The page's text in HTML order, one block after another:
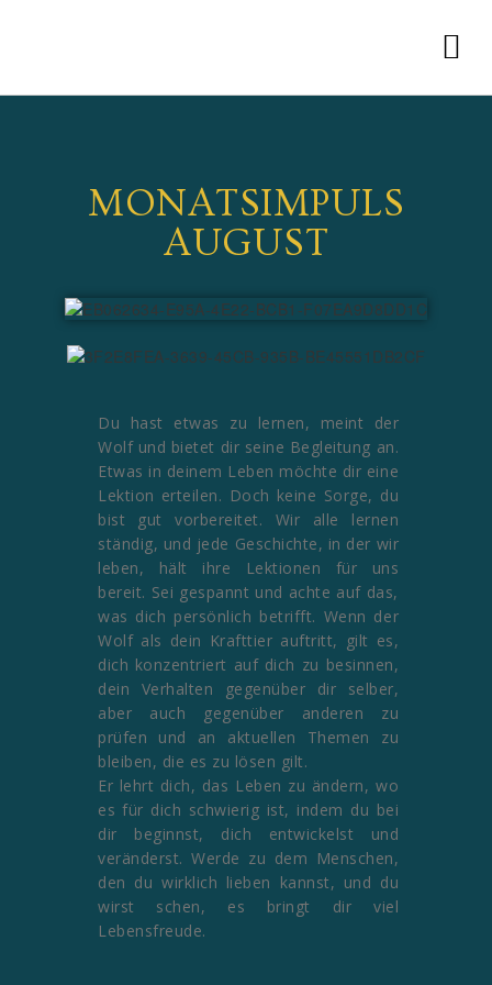
MONATSIMPULS
AUGUST
Du hast etwas zu lernen, meint der
Wolf und bietet dir seine Begleitung an.
Etwas in deinem Leben möchte dir eine
Lektion erteilen. Doch keine Sorge, du
bist gut vorbereitet. Wir alle lernen
ständig, und jede Geschichte, in der wir
leben, hält ihre Lektionen für uns
bereit. Sei gespannt und achte auf das,
was dich persönlich betrifft. Wenn der
Wolf als dein Krafttier auftritt, gilt es,
dich konzentriert auf dich zu besinnen,
dein Verhalten gegenüber dir selber,
aber auch gegenüber anderen zu
prüfen und an aktuellen Themen zu
bleiben, die es zu lösen gilt.
Er lehrt dich, das Leben zu ändern, wo
es für dich schwierig ist, indem du bei
dir beginnst, dich entwickelst und
veränderst. Werde zu dem Menschen,
den du wirklich lieben kannst, und du
wirst schen, es bringt dir viel
Lebensfreude.